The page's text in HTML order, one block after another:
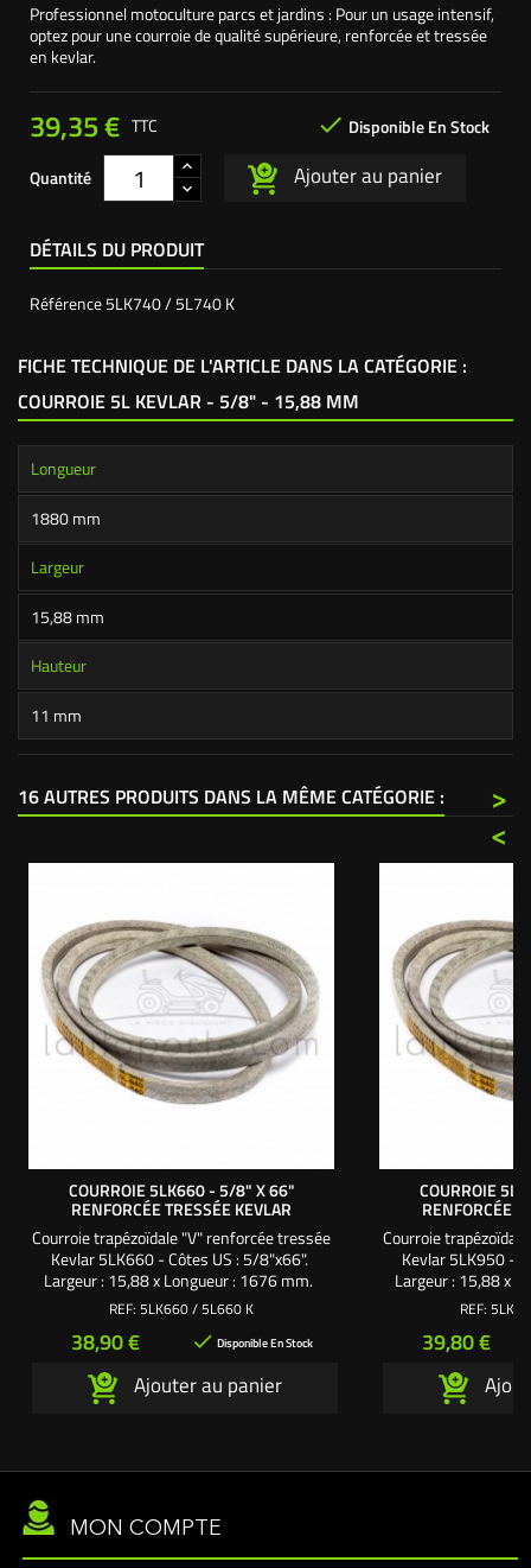
Professionnel motoculture parcs et jardins : Pour un usage intensif,
optez pour une courroie de qualité supérieure, renforcée et tressée
en kevlar.
39,35 €  Disponible En Stock
TTC
Quantité Ajouter au panier
DÉTAILS DU PRODUIT
Référence5LK740 / 5L740 K
FICHE TECHNIQUE DE L'ARTICLE DANS LA CATÉGORIE :
COURROIE 5L KEVLAR - 5/8" - 15,88 MM
Longueur
1880 mm
Largeur
15,88 mm
Hauteur
11 mm
16 AUTRES PRODUITS DANS LA MÊME CATÉGORIE :
>
<
COURROIE 5LK660 - 5/8" X 66"
RENFORCÉE TRESSÉE KEVLAR
Courroie trapézoïdale "V" renforcée tressée
Kevlar 5LK660 - Côtes US : 5/8"x66".
Largeur : 15,88 x Longueur : 1676 mm.
Professionnel motoculture parcs et jardins :
Pour un usage intensif, optez pour une
courroie de qualité supérieure, renforcée et
REF: 5LK660 / 5L660 K
Prix
38,90 €  Disponible En Stock
Ajouter au panier
COURROIE
RENFORCÉE
Courroie
Kevlar 5LK950 -
Largeur : 15,88 x
Professionnel
Pour un usage
courroie de qualité
REF:
Prix
39,80 €
MON COMPTE